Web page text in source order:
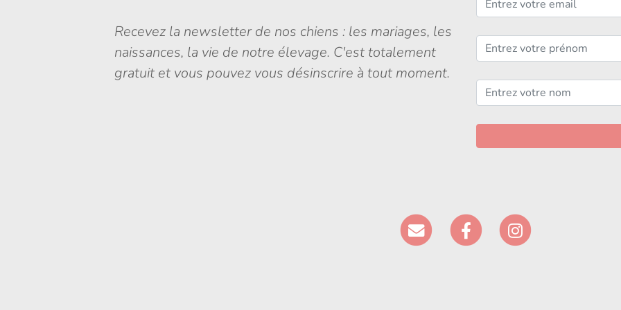
Recevez la newsletter de nos chiens : les mariages, les
naissances, la vie de notre élevage. C'est totalement
gratuit et vous pouvez vous désinscrire à tout moment.